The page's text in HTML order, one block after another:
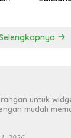
untuk
mudah